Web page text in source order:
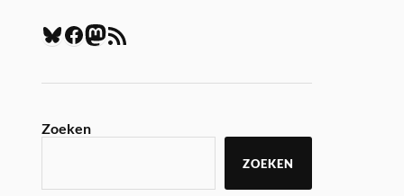
Zoeken
ZOEKEN